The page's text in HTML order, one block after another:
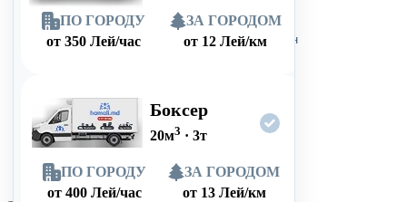
ПО ГОРОДУ
от 350 Лей/час
ЗА ГОРОДОМ
от 12 Лей/км
Боксер
20м3 · 3т
ПО ГОРОДУ
от 400 Лей/час
ЗА ГОРОДОМ
от 13 Лей/км